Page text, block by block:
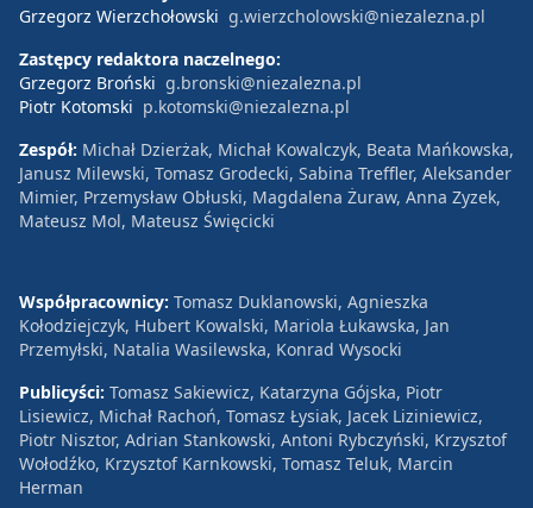
Grzegorz Wierzchołowski g.wierzcholowski@niezalezna.pl
Zastępcy redaktora naczelnego:
Grzegorz Broński g.bronski@niezalezna.pl
Piotr Kotomski p.kotomski@niezalezna.pl
Zespół: Michał Dzierżak, Michał Kowalczyk, Beata Mańkowska,
Janusz Milewski, Tomasz Grodecki, Sabina Treffler, Aleksander
Mimier, Przemysław Obłuski, Magdalena Żuraw, Anna Zyzek,
Mateusz Mol, Mateusz Święcicki
Współpracownicy: Tomasz Duklanowski, Agnieszka
Kołodziejczyk, Hubert Kowalski, Mariola Łukawska, Jan
Przemyłski, Natalia Wasilewska, Konrad Wysocki
Publicyści: Tomasz Sakiewicz, Katarzyna Gójska, Piotr
Lisiewicz, Michał Rachoń, Tomasz Łysiak, Jacek Liziniewicz,
Piotr Nisztor, Adrian Stankowski, Antoni Rybczyński, Krzysztof
Wołodźko, Krzysztof Karnkowski, Tomasz Teluk, Marcin
Herman